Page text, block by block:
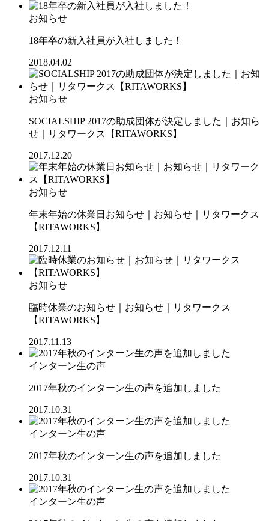
お知らせ
18年卒の新入社員が入社しました！
2018.04.02
お知らせ
SOCIALSHIP 2017の助成団体が決定しました｜お知ら
せ｜リタワークス【RITAWORKS】
2017.12.20
お知らせ
年末年始の休業日お知らせ｜お知らせ｜リタワークス
【RITAWORKS】
2017.12.11
お知らせ
臨時休業のお知らせ｜お知らせ｜リタワークス
【RITAWORKS】
2017.11.13
インターン生の声
2017年秋のインターン生の声を追加しました
2017.10.31
インターン生の声
2017年秋のインターン生の声を追加しました
2017.10.31
インターン生の声